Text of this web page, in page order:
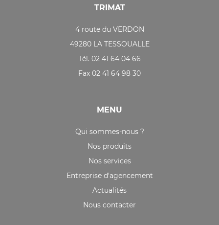
TRIMAT
4 route du VERDON
49280 LA TESSOUALLE
Tél. 02 41 64 04 66
Fax 02 41 64 98 30
MENU
Qui sommes-nous ?
Nos produits
Nos services
Entreprise d'agencement
Actualités
Nous contacter